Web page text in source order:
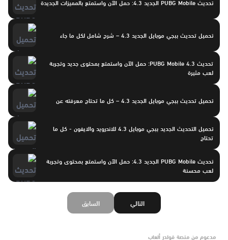
تحديث PUBG Mobile الجديد 4.3: حمل الآن واستمتع بالمميزات الجديدة
تحميل تحديث ببجي موبايل الجديد 4.3 – شرح شامل لكل ما جاء
تحديث PUBG Mobile 4.3: حمل الآن واستمتع بمحتوى جديد وتجربة
لعب مثيرة
تحميل تحديث ببجي موبايل الجديد 4.3 – كل ما تحتاج معرفته عن
تحميل التحديث الجديد ببجي موبايل 4.3 للاندرويد والايفون - كل ما
تحتاج
تحديث PUBG Mobile الجديد 4.3: حمل الآن واستمتع بمحتوى وتجربة
لعب محسنة
السابق التالي
مدعوم من منصة فولدر ألعاب